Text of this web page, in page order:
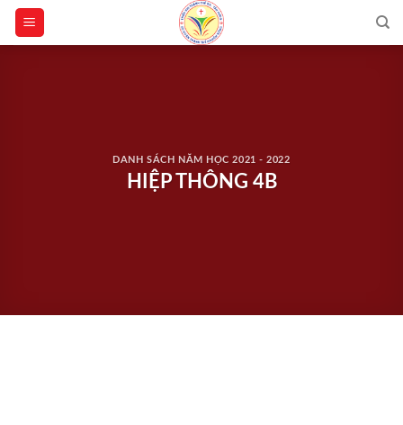
Skip
DANH SÁCH NĂM HỌC 2021 - 2022
HIỆP THÔNG 4B